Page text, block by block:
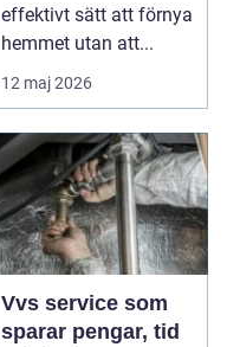
effektivt sätt att förnya
hemmet utan att...
12 maj 2026
Vvs service som
sparar pengar, tid